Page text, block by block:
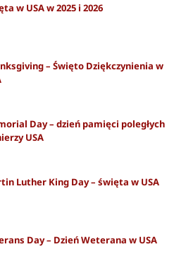
w USA w 2025 i 2026
– Święto Dziękczynienia w
Day – dzień pamięci poległych
USA
Luther King Day – święta w USA
Day – Dzień Weterana w USA